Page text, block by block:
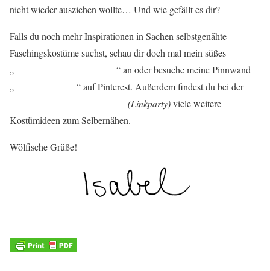
nicht wieder ausziehen wollte… Und wie gefällt es dir?
Falls du noch mehr Inspirationen in Sachen selbstgenähte
Faschingskostüme suchst, schau dir doch mal mein süßes
„
“ an oder besuche meine Pinnwand
„
“ auf Pinterest. Außerdem findest du bei der
(Linkparty)viele weitere
Kostümideen zum Selbernähen.
Wölfische Grüße!